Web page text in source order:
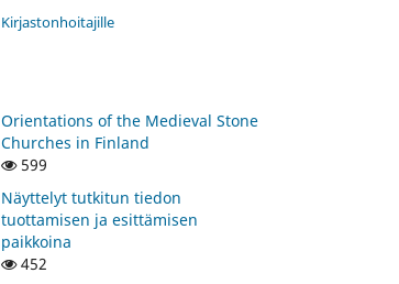
Kirjastonhoitajille
Orientations of the Medieval Stone
Churches in Finland
599
Näyttelyt tutkitun tiedon
tuottamisen ja esittämisen
paikkoina
452